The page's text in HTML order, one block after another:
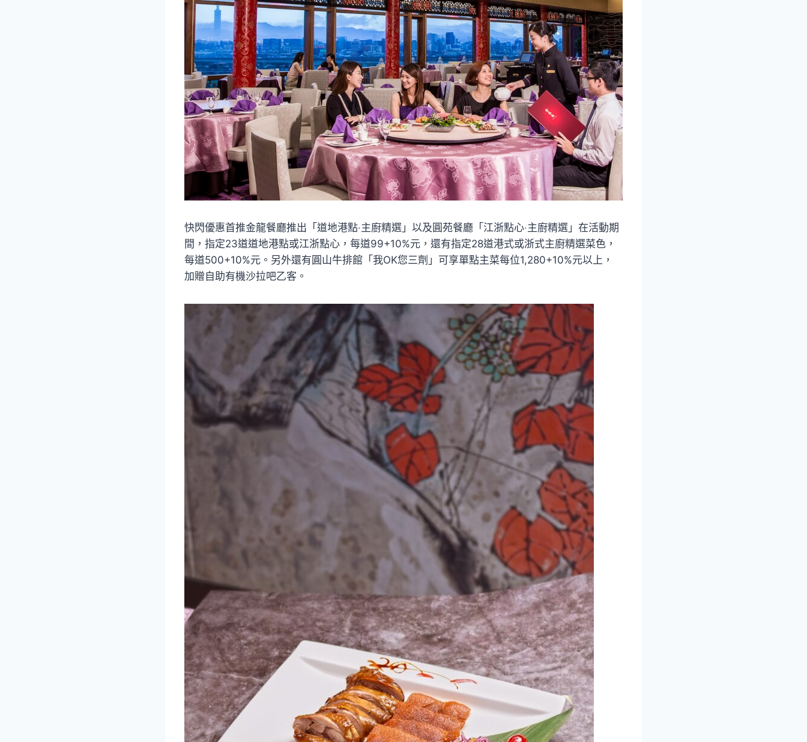
快閃優惠首推金龍餐廳推出「道地港點‧主廚精選」以及圓苑餐廳「江浙點心‧主廚精選」在活動期
間，指定23道道地港點或江浙點心，每道99+10%元，還有指定28道港式或浙式主廚精選菜色，
每道500+10%元。另外還有圓山牛排館「我OK您三劑」可享單點主菜每位1,280+10%元以上，
加贈自助有機沙拉吧乙客。